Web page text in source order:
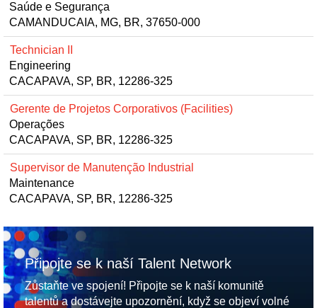
Saúde e Segurança
CAMANDUCAIA, MG, BR, 37650-000
Technician II
Engineering
CACAPAVA, SP, BR, 12286-325
Gerente de Projetos Corporativos (Facilities)
Operações
CACAPAVA, SP, BR, 12286-325
Supervisor de Manutenção Industrial
Maintenance
CACAPAVA, SP, BR, 12286-325
Připojte se k naší Talent Network
Zůstaňte ve spojení! Připojte se k naší komunitě
talentů a dostávejte upozornění, když se objeví volné